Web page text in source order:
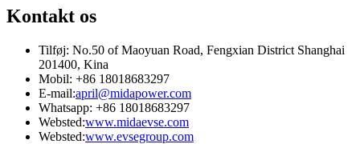
Kontakt os
Tilføj: No.50 of Maoyuan Road, Fengxian District Shanghai
201400, Kina
Mobil: +86 18018683297
E-mail:april@midapower.com
Whatsapp: +86 18018683297
Websted:www.midaevse.com
Websted:www.evsegroup.com